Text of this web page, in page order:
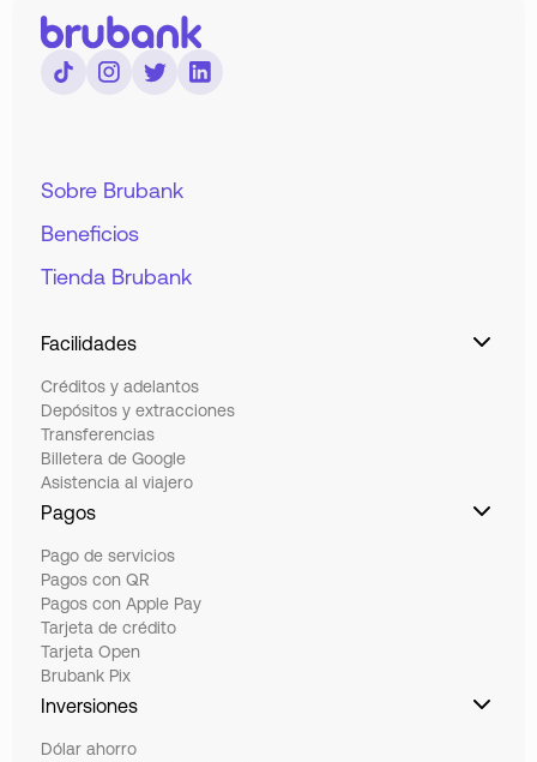
Sobre Brubank
Beneficios
Tienda Brubank
Facilidades
Créditos y adelantos
Depósitos y extracciones
Transferencias
Billetera de Google
Asistencia al viajero
Pagos
Pago de servicios
Pagos con QR
Pagos con Apple Pay
Tarjeta de crédito
Tarjeta Open
Brubank Pix
Inversiones
Dólar ahorro